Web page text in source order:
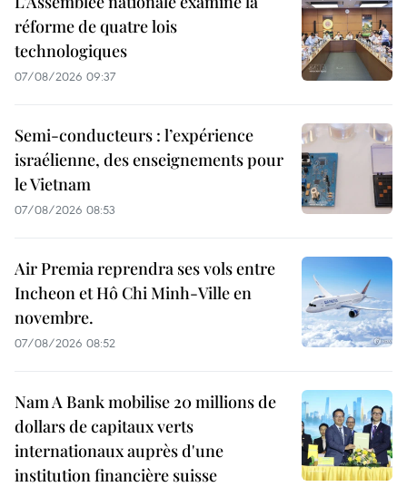
réforme de quatre lois
technologiques
07/08/2026 09:37
Semi-conducteurs : l’expérience
israélienne, des enseignements pour
le Vietnam
07/08/2026 08:53
Air Premia reprendra ses vols entre
Incheon et Hô Chi Minh-Ville en
novembre.
07/08/2026 08:52
Nam A Bank mobilise 20 millions de
dollars de capitaux verts
internationaux auprès d'une
institution financière suisse